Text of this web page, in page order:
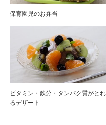
保育園児のお弁当
ビタミン・鉄分・タンパク質がとれ
るデザート